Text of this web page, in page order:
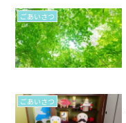
ごあいさつ
ごあいさつ